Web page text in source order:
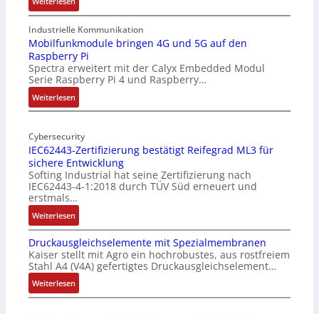
1
9
-
Z
o
l
l
-
n
d
u
s
t
r
i
e
-
P
C
l
ä
Industrielle Kommunikation
Mobilfunkmodule bringen 4G und 5G auf den
Raspberry Pi
Spectra erweitert mit der Calyx Embedded Modul
Serie Raspberry Pi 4 und Raspberry…
Weiterlesen:
M
b
i
l
f
u
n
k
m
o
d
u
l
e
Cybersecurity
IEC62443-Zertifizierung bestätigt Reifegrad ML3 für
sichere Entwicklung
Softing Industrial hat seine Zertifizierung nach
IEC62443-4-1:2018 durch TÜV Süd erneuert und
erstmals…
Weiterlesen:
I
E
6
2
4
Druckausgleichselemente mit Spezialmembranen
Kaiser stellt mit Agro ein hochrobustes, aus rostfreiem
Stahl A4 (V4A) gefertigtes Druckausgleichselement…
Weiterlesen:
D